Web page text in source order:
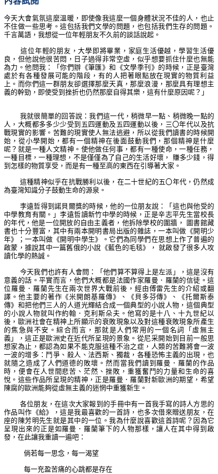
今天大會氣氛這麼溫暖，即使像我這麼一個身體狀況不佳的人，也止
不住做一些思考。這包括我們文學的問題，也包括我們生存的問題。
千言萬語，我想從一位年輕朋友不久前的談話說起。
這位年輕的朋友，大學即將畢業，家庭生活優越，學習生活優
良，但他說他很苦悶，日子過得非常空虛，似乎想要抓住什麼也無能
為力。他問我：「你們辦《筆匯》和《文學季刊》的時候，正是臺灣
處於有各種發展可能的階段，有的人把著眼點放在現實的物質利益
上。而你們這一群朋友卻選擇那麼天真，那麼浪漫，那麼具有理想主
義的幹勁，即使受到挫折也仍然那麼自得其樂，這有什麼原因呢？」
我就很簡單的回答說：我們這一代，稍微早一點、稍微晚一點的
人，大概都多多少少受到五四運動及五四運動以後，三〇年代以及抗
戰現實的影響。苦難的現實使人無法逃避，所以從我們讀書的時候開
始，從小學開始，都有一個精神在後面鼓動我們，那個精神是什麼
呢？就是一種人文精神。使他做任何事，都有一種使命，一種任務，
一種目標，一種理想，不是僅僅為了自己的生活好壞， 賺多少錢，得
到怎樣的物質享受，而是有一種至高的東西在引導著大家。
這種精神似乎在抗戰勝利以後，在二十世紀的五〇年代，仍然成
為臺灣知識分子鼓動生命的源泉。
李遠哲得到諾貝爾獎的時候，他的一位朋友說：「這也與他受的
中學教育有關。」李遠哲讀新竹中學的時候，正是辛志平先生當校長
的年代，他是一位開放的自由主義者，他拆除學校的圍牆， 圖書館藏
書也十分豐富，其中有兩本開明書局出版的雜誌，一本叫做《開明少
年》；一本叫做《開明中學生》。它們為同學們在思想上作了普遍的
啟蒙，據說其中一篇舊俄的小說《藍色的毛毯》， 就啟發了很多人攻
讀化學的熱誠。
今天我們也許有人會問：「他們算不算得上是左派」，這是沒有
意義的話。平實而言，他們大概都是法國作家羅曼．羅蘭的信徒。這
位羅曼．羅蘭先生在兩次世界大戰前後，經由傅雷先生的介紹或翻
譯。他主要的著作《米開朗基羅傳》、《貝多芬傳》、《托爾斯泰
傳》和把他們三人的人道光輝結合成一個典型的小說人物，這個典型
的小說人物就叫作約翰．克利斯朵夫。他寫的是十八、十九世紀以
後，歐洲社會在精神上所顯示的衰敗現象以及對這種衰敗現象所產生
的焦急與不安。綜合而言，那就是人們常用的一個名詞「虛無主
義」，這正是歐洲史在近代所呈現的景象。從尼采開始到目前一般思
想家為止，都認為如果不能克服這種不治之症，人類的苦難將會一波
一波的增多：鬥爭、殺人、法西斯、獨裁，各種恐怖主義的出現，也
就隨之造成了人們道德的敗壞。然而當我們讀到羅曼．羅蘭的作品
時，便會在人世間悲苦、茫然、挫敗，重獲奮鬥的力量和生命的喜
悅。這些作品所呈現的精神，正是羅曼．羅蘭對新歐洲的期望，希望
陳腐的歐洲能夠從虛無主義的迷惘中重獲新生。
各位朋友，在這次大家報到的手冊中有一首我手寫的詩人方思的
作品叫作《給》，這是我最喜歡的一首詩，也多次借來贈送朋友，在
座的陳芳明先生就是其中的一位。我為什麼說喜歡這首詩呢？因為它
呈現出來的正是如羅曼．羅蘭筆下的人物那樣，讓人在其中得到啟
發，在此讓我重讀一遍吧：
倘若每一思念，每一渴望
每一充盈苦痛的心跳都是存在